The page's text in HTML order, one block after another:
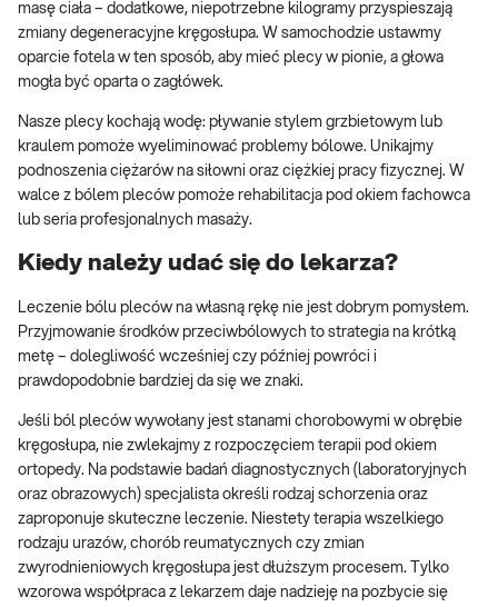
masę ciała – dodatkowe, niepotrzebne kilogramy przyspieszają
zmiany degeneracyjne kręgosłupa. W samochodzie ustawmy
oparcie fotela w ten sposób, aby mieć plecy w pionie, a głowa
mogła być oparta o zagłówek.
Nasze plecy kochają wodę: pływanie stylem grzbietowym lub
kraulem pomoże wyeliminować problemy bólowe. Unikajmy
podnoszenia ciężarów na siłowni oraz ciężkiej pracy fizycznej. W
walce z bólem pleców pomoże rehabilitacja pod okiem fachowca
lub seria profesjonalnych masaży.
Kiedy należy udać się do lekarza?
Leczenie bólu pleców na własną rękę nie jest dobrym pomysłem.
Przyjmowanie środków przeciwbólowych to strategia na krótką
metę – dolegliwość wcześniej czy później powróci i
prawdopodobnie bardziej da się we znaki.
Jeśli ból pleców wywołany jest stanami chorobowymi w obrębie
kręgosłupa, nie zwlekajmy z rozpoczęciem terapii pod okiem
ortopedy. Na podstawie badań diagnostycznych (laboratoryjnych
oraz obrazowych) specjalista określi rodzaj schorzenia oraz
zaproponuje skuteczne leczenie. Niestety terapia wszelkiego
rodzaju urazów, chorób reumatycznych czy zmian
zwyrodnieniowych kręgosłupa jest dłuższym procesem. Tylko
wzorowa współpraca z lekarzem daje nadzieję na pozbycie się